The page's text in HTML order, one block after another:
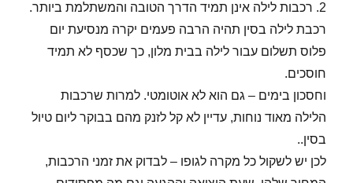
2. רכבות לילה אינן תמיד הדרך הטובה והמשתלמת ביותר.
רכבת לילה בסין תהיה הרבה פעמים יקרה מנסיעת יום
פלוס תשלום עבור לילה בבית מלון, כך שכסף לא תמיד
חוסכים.
וחסכון בימים – גם הוא לא אוטומטי. למרות שרכבות
הלילה מאוד נוחות, עדיין לא קל לזנק מהם בבוקר ליום טיול
בסין..
לכן יש לשקול כל מקרה לגופו – לבדוק את זמני הרכבות,